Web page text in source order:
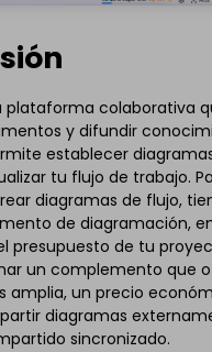
plataforma colaborativa
y difundir
establecer
tu flujo de trabajo.
diagramas de flujo,
de diagramación,
presupuesto de tu
un complemento que
amplia, un precio
diagramas
sincronizado.